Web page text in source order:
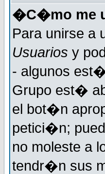
�C�mo me
Para unirse a
Usuarios y
- algunos
Grupo est�
el bot�n
petici�n;
no moleste a
tendr�n sus